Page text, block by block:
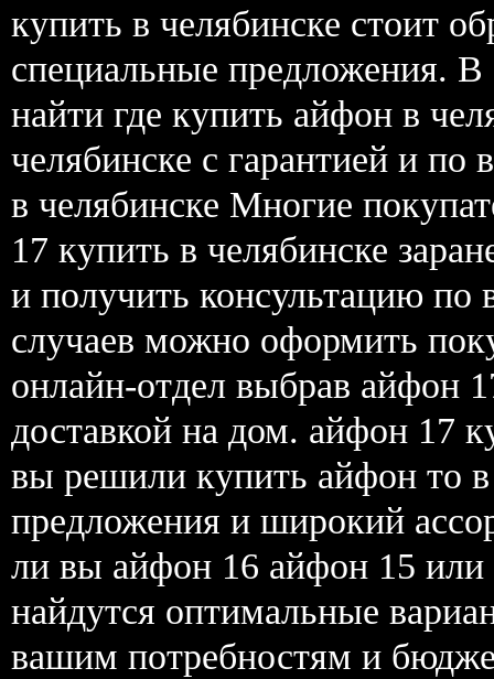
купить в челябинске стоит
специальные предложения.
найти где купить айфон в
челябинске с гарантией и
в челябинске Многие
17 купить в челябинске
и получить консультацию
случаев можно оформить
онлайн-отдел выбрав айфон
доставкой на дом. айфон 17
вы решили купить айфон то
предложения и широкий
ли вы айфон 16 айфон 15
найдутся оптимальные
вашим потребностям и